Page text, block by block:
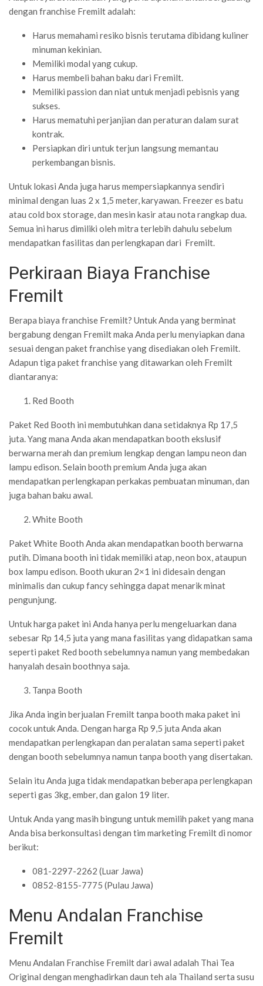
dengan franchise Fremilt adalah:
Harus memahami resiko bisnis terutama dibidang kuliner
minuman kekinian.
Memiliki modal yang cukup.
Harus membeli bahan baku dari Fremilt.
Memiliki passion dan niat untuk menjadi pebisnis yang
sukses.
Harus mematuhi perjanjian dan peraturan dalam surat
kontrak.
Persiapkan diri untuk terjun langsung memantau
perkembangan bisnis.
Untuk lokasi Anda juga harus mempersiapkannya sendiri
minimal dengan luas 2 x 1,5 meter, karyawan. Freezer es batu
atau cold box storage, dan mesin kasir atau nota rangkap dua.
Semua ini harus dimiliki oleh mitra terlebih dahulu sebelum
mendapatkan fasilitas dan perlengkapan dari Fremilt.
Perkiraan Biaya Franchise
Fremilt
Berapa biaya franchise Fremilt? Untuk Anda yang berminat
bergabung dengan Fremilt maka Anda perlu menyiapkan dana
sesuai dengan paket franchise yang disediakan oleh Fremilt.
Adapun tiga paket franchise yang ditawarkan oleh Fremilt
diantaranya:
Red Booth
Paket Red Booth ini membutuhkan dana setidaknya Rp 17,5
juta. Yang mana Anda akan mendapatkan booth ekslusif
berwarna merah dan premium lengkap dengan lampu neon dan
lampu edison. Selain booth premium Anda juga akan
mendapatkan perlengkapan perkakas pembuatan minuman, dan
juga bahan baku awal.
White Booth
Paket White Booth Anda akan mendapatkan booth berwarna
putih. Dimana booth ini tidak memiliki atap, neon box, ataupun
box lampu edison. Booth ukuran 2×1 ini didesain dengan
minimalis dan cukup fancy sehingga dapat menarik minat
pengunjung.
Untuk harga paket ini Anda hanya perlu mengeluarkan dana
sebesar Rp 14,5 juta yang mana fasilitas yang didapatkan sama
seperti paket Red booth sebelumnya namun yang membedakan
hanyalah desain boothnya saja.
Tanpa Booth
Jika Anda ingin berjualan Fremilt tanpa booth maka paket ini
cocok untuk Anda. Dengan harga Rp 9,5 juta Anda akan
mendapatkan perlengkapan dan peralatan sama seperti paket
dengan booth sebelumnya namun tanpa booth yang disertakan.
Selain itu Anda juga tidak mendapatkan beberapa perlengkapan
seperti gas 3kg, ember, dan galon 19 liter.
Untuk Anda yang masih bingung untuk memilih paket yang mana
Anda bisa berkonsultasi dengan tim marketing Fremilt di nomor
berikut:
081-2297-2262 (Luar Jawa)
0852-8155-7775 (Pulau Jawa)
Menu Andalan Franchise
Fremilt
Menu Andalan Franchise Fremilt dari awal adalah Thai Tea
Original dengan menghadirkan daun teh ala Thailand serta susu